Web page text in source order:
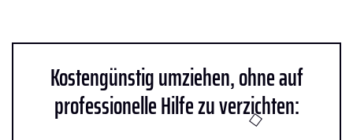
Kostengünstig umziehen, ohne auf
professionelle Hilfe zu verzichten: